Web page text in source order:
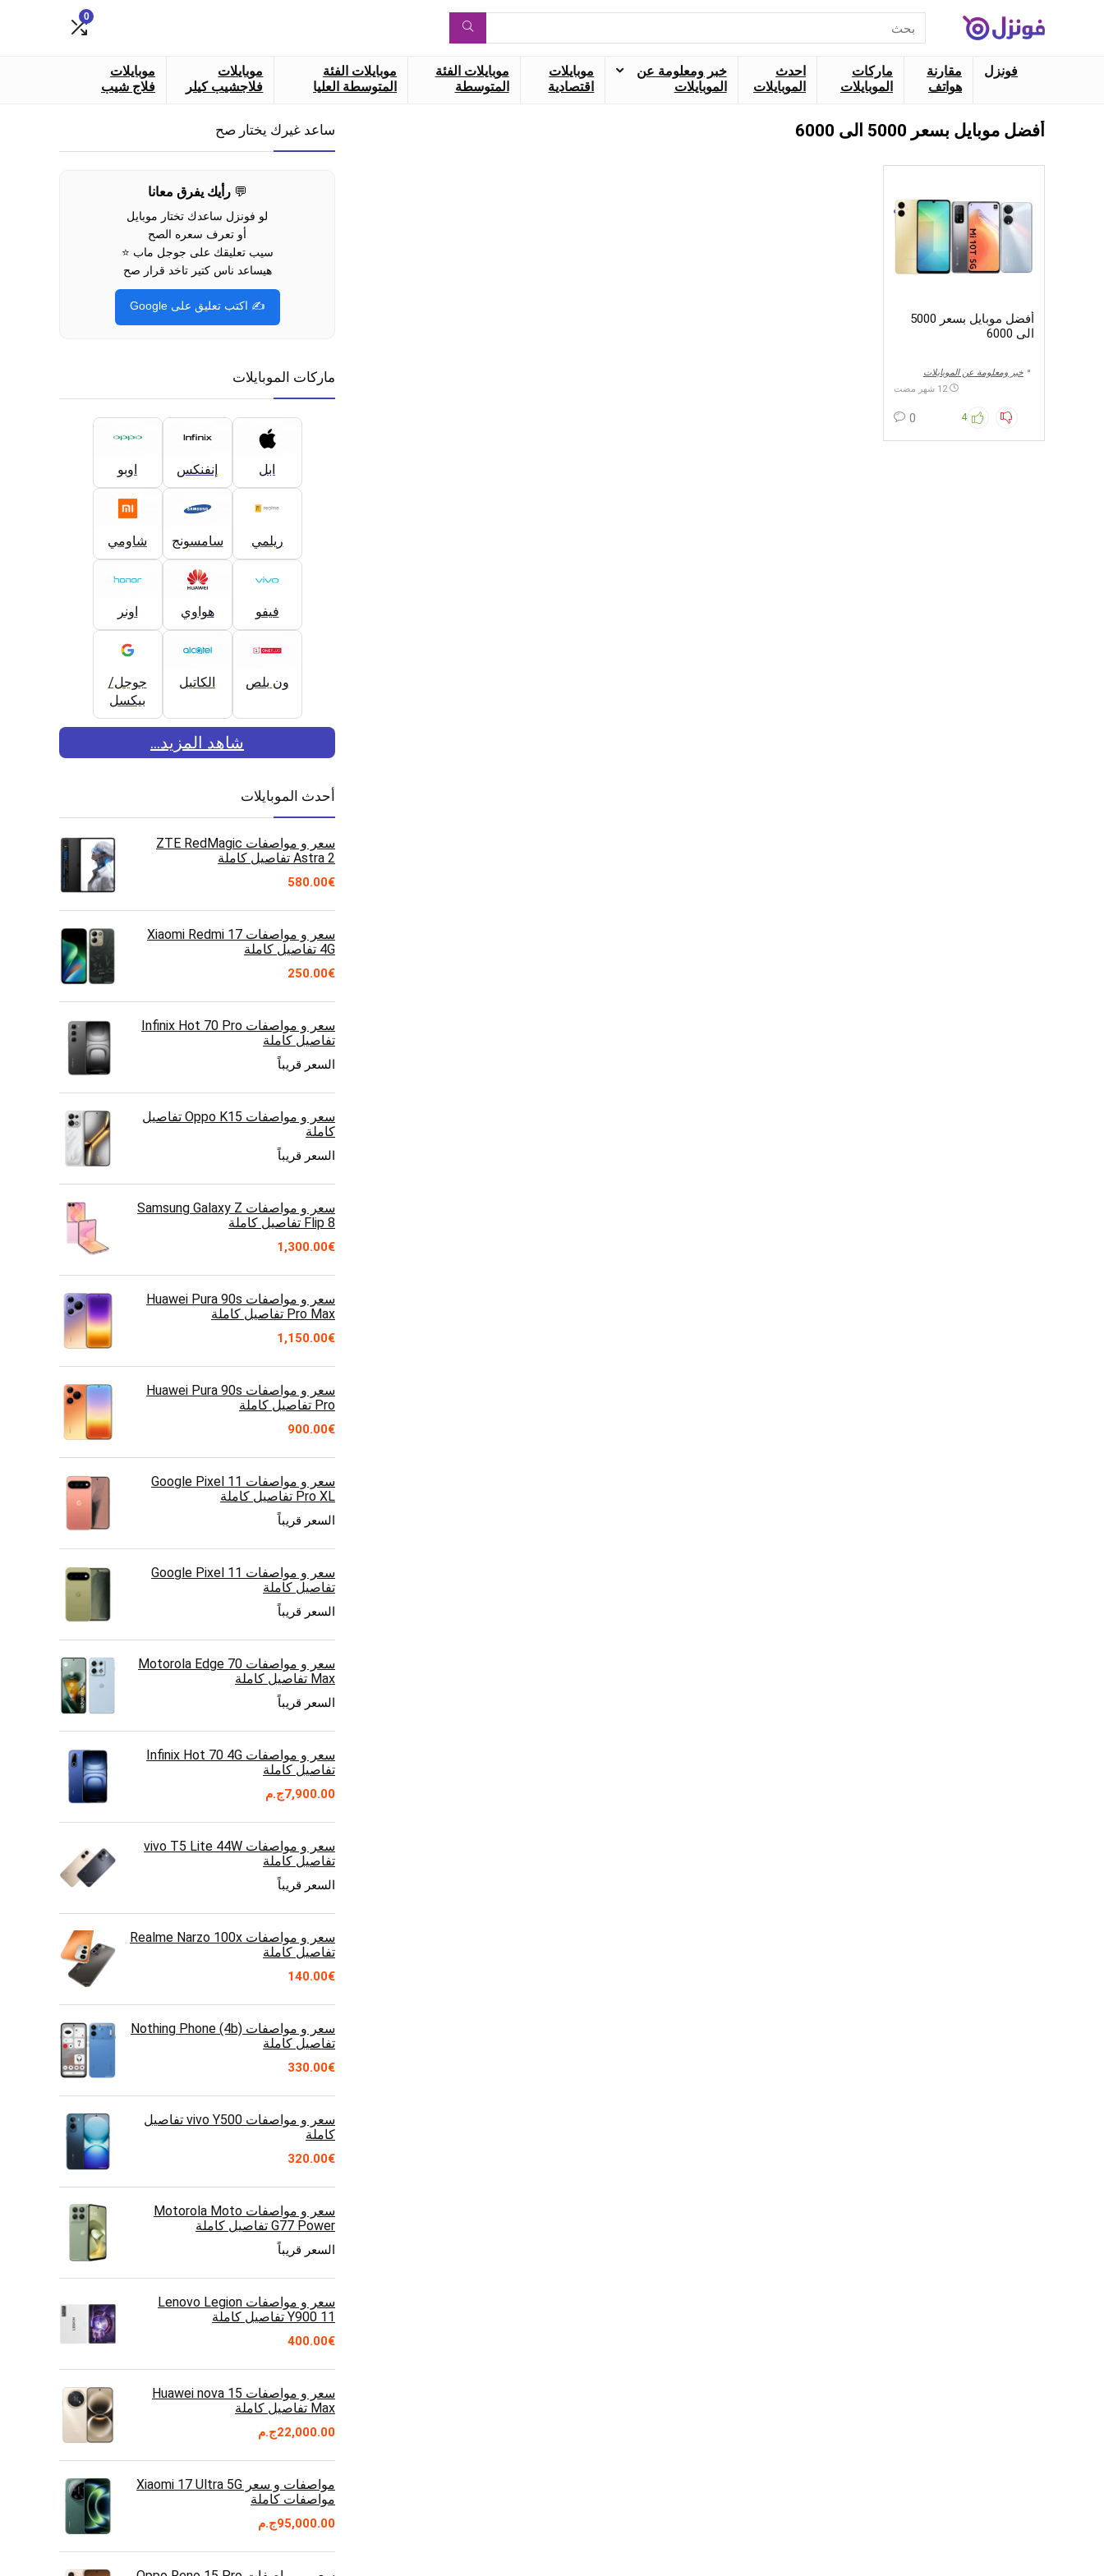
عن:
0
فونزل
مقارنة
هواتف
ماركات
الموبايلات
احدث
الموبايلات
خبر ومعلومة عن
الموبايلات
موبايلات
اقتصادية
موبايلات الفئة
المتوسطة
موبايلات الفئة
المتوسطة العليا
موبايلات
فلاجشيب كيلر
موبايلات
فلاج شيب
أفضل موبايل بسعر 5000 الى 6000
أفضل موبايل بسعر 5000
الى 6000
خبر ومعلومة عن الموبايلات
12 شهر مضت
4
0
ساعد غيرك يختار صح
💬رأيك يفرق معانا
لو فونزل ساعدك تختار موبايل
أو تعرف سعره الصح
سيب تعليقك على جوجل ماب ⭐
هيساعد ناس كتير تاخد قرار صح
✍️ اكتب تعليق على Google
ماركات الموبايلات
ابل إنفنكس اوبو
ريلمي سامسونج شاومي
فيفو هواوي اونر
ون بلص الكاتيل
جوجل/
بيكسل
شاهد المزيد...
أحدث الموبايلات
سعر و مواصفات ZTE RedMagic
Astra 2 تفاصيل كاملة
€
580.00
سعر و مواصفات Xiaomi Redmi 17
4G تفاصيل كاملة
€
250.00
سعر و مواصفات Infinix Hot 70 Pro
تفاصيل كاملة
السعر قريباً
سعر و مواصفات Oppo K15 تفاصيل
كاملة
السعر قريباً
سعر و مواصفات Samsung Galaxy Z
Flip 8 تفاصيل كاملة
€
1,300.00
سعر و مواصفات Huawei Pura 90s
Pro Max تفاصيل كاملة
€
1,150.00
سعر و مواصفات Huawei Pura 90s
Pro تفاصيل كاملة
€
900.00
سعر و مواصفات Google Pixel 11
Pro XL تفاصيل كاملة
السعر قريباً
سعر و مواصفات Google Pixel 11
تفاصيل كاملة
السعر قريباً
سعر و مواصفات Motorola Edge 70
Max تفاصيل كاملة
السعر قريباً
سعر و مواصفات Infinix Hot 70 4G
تفاصيل كاملة
ج.م7,900.00
سعر و مواصفات vivo T5 Lite 44W
تفاصيل كاملة
السعر قريباً
سعر و مواصفات Realme Narzo 100x
تفاصيل كاملة
€
140.00
سعر و مواصفات Nothing Phone (4b)
تفاصيل كاملة
€
330.00
سعر و مواصفات vivo Y500 تفاصيل
كاملة
€
320.00
سعر و مواصفات Motorola Moto
G77 Power تفاصيل كاملة
السعر قريباً
سعر و مواصفات Lenovo Legion
Y900 11 تفاصيل كاملة
€
400.00
سعر و مواصفات Huawei nova 15
Max تفاصيل كاملة
ج.م22,000.00
مواصفات و سعر Xiaomi 17 Ultra 5G
مواصفات كاملة
ج.م95,000.00